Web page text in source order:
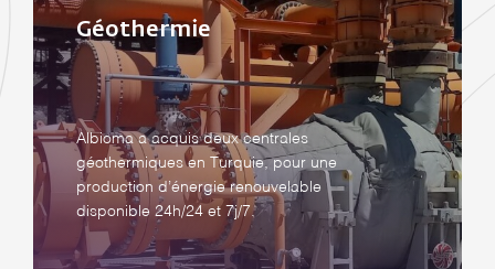
Géothermie
Albioma a acquis deux centrales
géothermiques en Turquie, pour une
production d’énergie renouvelable
disponible 24h/24 et 7j/7.